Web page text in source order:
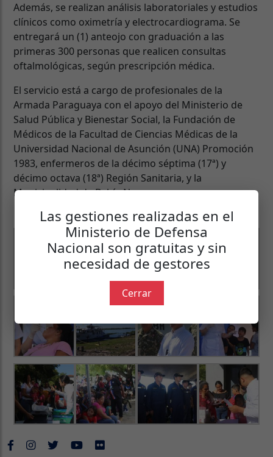
Además, se realizan análisis laboratoriales y estudios
clínicos como oximetría y electrocardiograma. Se
entregará un (1) anteojo con graduación a las
primeras 300 personas que realicen consultas
oftalmológicas, según prescripción médica.
El servicio está a cargo de profesionales de la
Armada Paraguaya con el apoyo del Ministerio de
Salud Pública y Bienestar Social, la Fundación de
Médicos de la Facultad de Ciencias Médicas de la
Universidad Nacional de Asunción (UNA) Promoción
1983, enfermeros de la décimo séptima (17ª) y
décimo octava (18ª) Región Sanitaria, y la
Municipalidad de Bahía Negra.
Las gestiones realizadas en el
Ministerio de Defensa
Nacional son gratuitas y sin
necesidad de gestores
Cerrar